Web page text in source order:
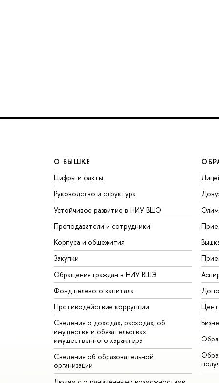
О ВЫШКЕ
Цифры и факты
Руководство и структура
Устойчивое развитие в НИУ ВШЭ
Преподаватели и сотрудники
Корпуса и общежития
Закупки
Обращения граждан в НИУ ВШЭ
Фонд целевого капитала
Противодействие коррупции
Сведения о доходах, расходах, об
имуществе и обязательствах
имущественного характера
Сведения об образовательной
организации